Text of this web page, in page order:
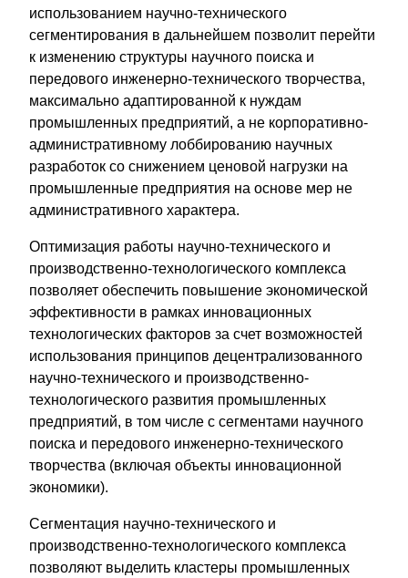
использованием научно-технического
сегментирования в дальнейшем позволит перейти
к изменению структуры научного поиска и
передового инженерно-технического творчества,
максимально адаптированной к нуждам
промышленных предприятий, а не корпоративно-
административному лоббированию научных
разработок со снижением ценовой нагрузки на
промышленные предприятия на основе мер не
административного характера.
Оптимизация работы научно-технического и
производственно-технологического комплекса
позволяет обеспечить повышение экономической
эффективности в рамках инновационных
технологических факторов за счет возможностей
использования принципов децентрализованного
научно-технического и производственно-
технологического развития промышленных
предприятий, в том числе с сегментами научного
поиска и передового инженерно-технического
творчества (включая объекты инновационной
экономики).
Сегментация научно-технического и
производственно-технологического комплекса
позволяют выделить кластеры промышленных